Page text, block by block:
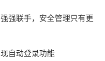
强强联手，安全管理只有更
现自动登录功能